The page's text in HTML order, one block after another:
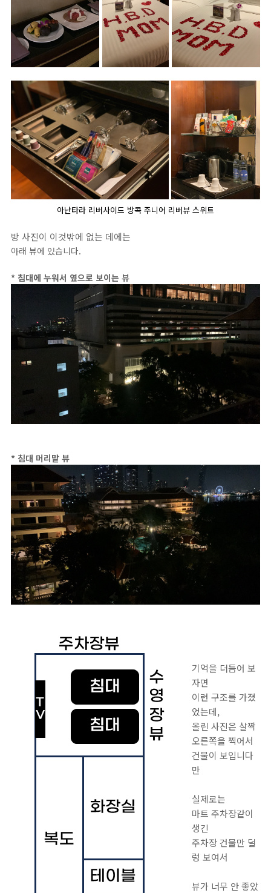
아난타라 리버사이드 방콕 주니어 리버뷰 스위트
방 사진이 이것밖에 없는 데에는
아래 뷰에 있습니다.
* 침대에 누워서 옆으로 보이는 뷰
* 침대 머리맡 뷰
기억을 더듬어 보
자면
이런 구조를 가졌
었는데,
올린 사진은 살짝
오른쪽을 찍어서
건물이 보입니다
만
실제로는
마트 주차장같이
생긴
주차장 건물만 덜
렁 보여서
뷰가 너무 안 좋았